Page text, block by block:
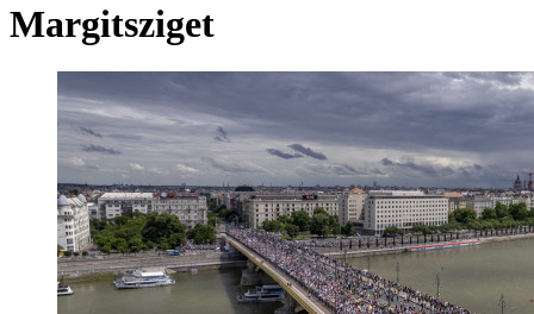
Margitsziget